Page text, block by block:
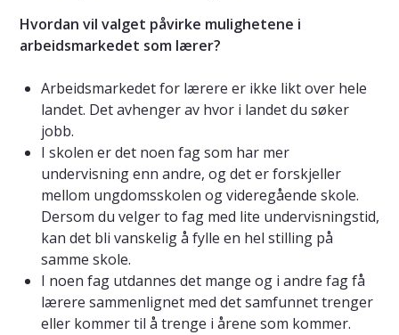
Hvordan vil valget påvirke mulighetene i
arbeidsmarkedet som lærer?
Arbeidsmarkedet for lærere er ikke likt over hele
landet. Det avhenger av hvor i landet du søker
jobb.
I skolen er det noen fag som har mer
undervisning enn andre, og det er forskjeller
mellom ungdomsskolen og videregående skole.
Dersom du velger to fag med lite undervisningstid,
kan det bli vanskelig å fylle en hel stilling på
samme skole.
I noen fag utdannes det mange og i andre fag få
lærere sammenlignet med det samfunnet trenger
eller kommer til å trenge i årene som kommer.